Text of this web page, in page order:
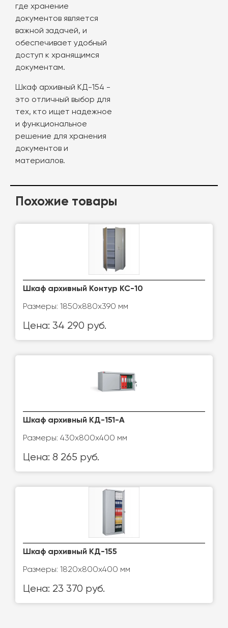
где хранение
документов является
важной задачей, и
обеспечивает удобный
доступ к хранящимся
документам.
Шкаф архивный КД-154 -
это отличный выбор для
тех, кто ищет надежное
и функциональное
решение для хранения
документов и
материалов.
Похожие товары
Шкаф архивный Контур КС-10
Размеры: 1850х880х390 мм
Цена: 34 290 руб.
Шкаф архивный КД-151-А
Размеры: 430х800х400 мм
Цена: 8 265 руб.
Шкаф архивный КД-155
Размеры: 1820х800х400 мм
Цена: 23 370 руб.